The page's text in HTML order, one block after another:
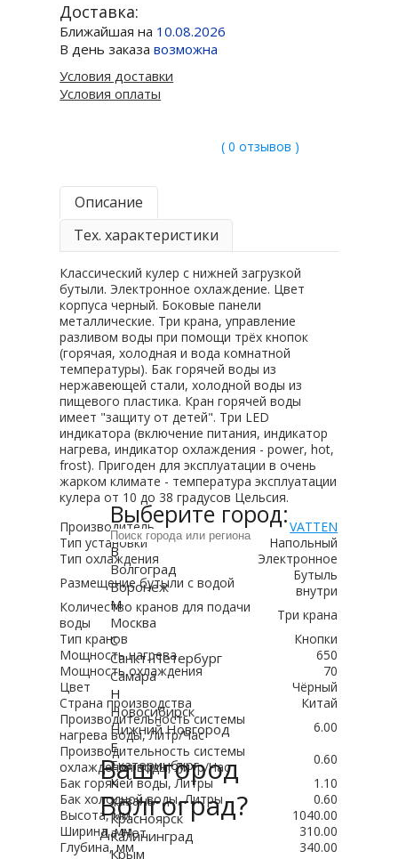
Доставка:
Ближайшая на 10.08.2026
В день заказавозможна
Условия доставки
Условия оплаты
( 0 отзывов )
Описание
Тех. характеристики
Классический кулер с нижней загрузкой
бутыли. Электронное охлаждение. Цвет
корпуса черный. Боковые панели
металлические. Три крана, управление
разливом воды при помощи трёх кнопок
(горячая, холодная и вода комнатной
температуры). Бак горячей воды из
нержавеющей стали, холодной воды из
пищевого пластика. Кран горячей воды
имеет "защиту от детей". Три LED
индикатора (включение питания, индикатор
нагрева, индикатор охлаждения - power, hot,
frost). Пригоден для эксплуатации в очень
жарком климате - температура эксплуатации
кулера от 10 до 38 градусов Цельсия.
Производитель
VATTEN
Тип установки
Напольный
Тип охлаждения
Электронное
Размещение бутыли с водой
Бутыль
внутри
Количество кранов для подачи
воды
Три крана
Тип кранов
Кнопки
Мощность нагрева
650
Мощность охлаждения
70
Цвет
Чёрный
Страна производства
Китай
Производительность системы
нагрева воды, Литр/Час
6.00
Производительность системы
охлаждения воды, Литр/Час
0.60
Бак горячей воды, Литры
1.10
Бак холодной воды, Литры
0.60
Высота, мм
1040.00
Ширина, мм
310.00
Глубина, мм
340.00
Ваш город
Волгоград?
Да Нет
Выберите город:
В
Волгоград
Воронеж
М
Москва
С
Санкт-Петербург
Самара
Н
Новосибирск
Нижний Новгород
Е
Екатеринбург
К
Казань
Красноярск
Калининград
Крым